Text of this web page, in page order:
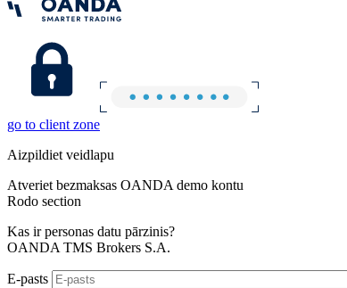
go to client zone
Aizpildiet veidlapu
Atveriet bezmaksas OANDA demo kontu
Rodo section
Kas ir personas datu pārzinis?
OANDA TMS Brokers S.A.
E-pasts